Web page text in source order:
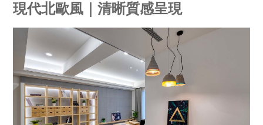
現代北歐風｜清晰質感呈現